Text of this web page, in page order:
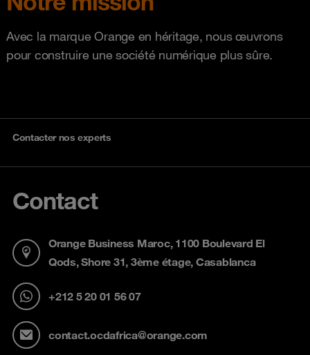
Avec la marque Orange en héritage, nous œuvrons
pour construire une société numérique plus sûre.
Contacter nos experts
Contact
Orange Business Maroc, 1100 Boulevard El
Qods, Shore 31, 3ème étage, Casablanca
+212 5 20 01 56 07
contact.ocdafrica@orange.com